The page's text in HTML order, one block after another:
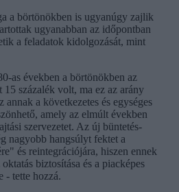
a börtönökben is ugyanúgy zajlik
ugyanabban az időpontban
a feladatok kidolgozását, mint
as években a börtönökben az
százalék volt, ma ez az arány
annak a következetes és egységes
amely az elmúlt években
szervezetet. Az új büntetés-
nagyobb hangsúlyt fektet a
és reintegrációjára, hiszen ennek
biztosítása és a piacképes
- tette hozzá.